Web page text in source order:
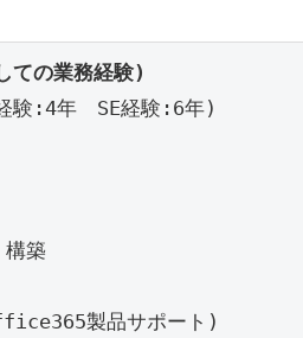
ての業務経験)
験:4年　SE経験:6年)
構築
製品サポート)